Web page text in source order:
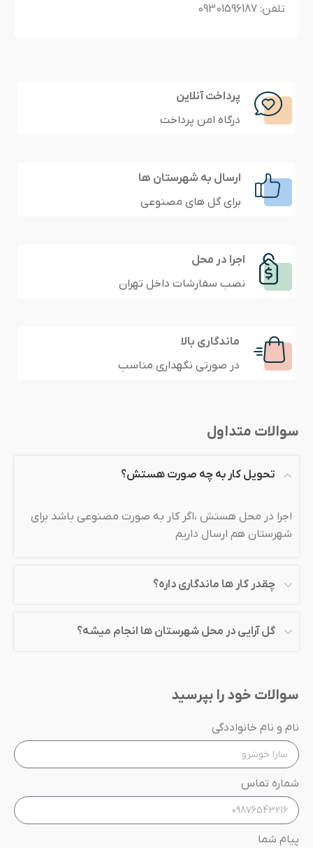
تلفن: 09301596187
پرداخت آنلاین
درگاه امن پرداخت
ارسال به شهرستان ها
برای گل های مصنوعی
اجرا در محل
نصب سفارشات داخل تهران
ماندگاری بالا
در صورتی نگهداری مناسب
سوالات متداول
تحویل کار به چه صورت هستش؟
اجرا در محل هستش ،اگر کار به صورت مصنوعی باشد برای
شهرستان هم ارسال داریم
چقدر کار ها ماندگاری داره؟
گل آرایی در محل شهرستان ها انجام میشه؟
سوالات خود را بپرسید
نام و نام خانواددگی
شماره تماس
پیام شما